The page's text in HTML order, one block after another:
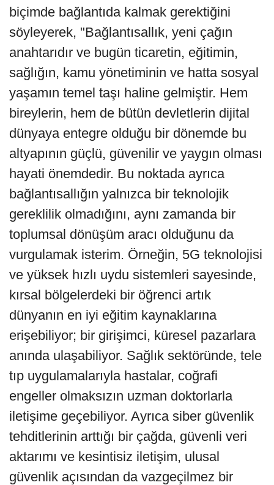
biçimde bağlantıda kalmak gerektiğini
söyleyerek, "Bağlantısallık, yeni çağın
anahtarıdır ve bugün ticaretin, eğitimin,
sağlığın, kamu yönetiminin ve hatta sosyal
yaşamın temel taşı haline gelmiştir. Hem
bireylerin, hem de bütün devletlerin dijital
dünyaya entegre olduğu bir dönemde bu
altyapının güçlü, güvenilir ve yaygın olması
hayati önemdedir. Bu noktada ayrıca
bağlantısallığın yalnızca bir teknolojik
gereklilik olmadığını, aynı zamanda bir
toplumsal dönüşüm aracı olduğunu da
vurgulamak isterim. Örneğin, 5G teknolojisi
ve yüksek hızlı uydu sistemleri sayesinde,
kırsal bölgelerdeki bir öğrenci artık
dünyanın en iyi eğitim kaynaklarına
erişebiliyor; bir girişimci, küresel pazarlara
anında ulaşabiliyor. Sağlık sektöründe, tele
tıp uygulamalarıyla hastalar, coğrafi
engeller olmaksızın uzman doktorlarla
iletişime geçebiliyor. Ayrıca siber güvenlik
tehditlerinin arttığı bir çağda, güvenli veri
aktarımı ve kesintisiz iletişim, ulusal
güvenlik açısından da vazgeçilmez bir